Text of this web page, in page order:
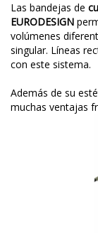
Las bandejas de
EURODESIGN
volúmenes
singular. Líneas
con este sistema.
Además de su
muchas ventajas